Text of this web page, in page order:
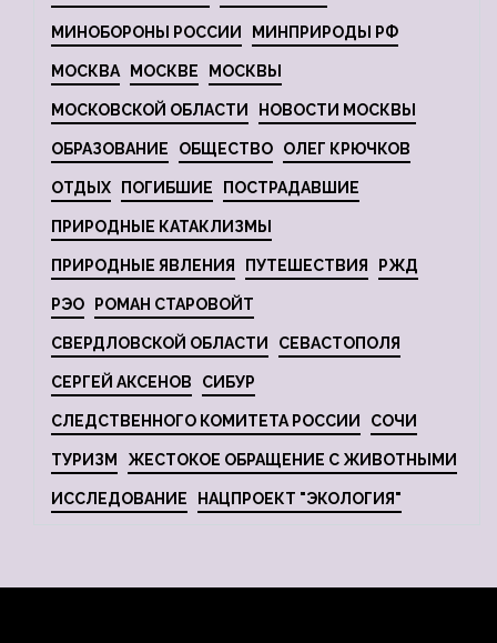
МИНОБОРОНЫ РОССИИ МИНПРИРОДЫ РФ
МОСКВА МОСКВЕ МОСКВЫ
МОСКОВСКОЙ ОБЛАСТИ НОВОСТИ МОСКВЫ
ОБРАЗОВАНИЕ ОБЩЕСТВО ОЛЕГ КРЮЧКОВ
ОТДЫХ ПОГИБШИЕ ПОСТРАДАВШИЕ
ПРИРОДНЫЕ КАТАКЛИЗМЫ
ПРИРОДНЫЕ ЯВЛЕНИЯ ПУТЕШЕСТВИЯ РЖД
РЭО РОМАН СТАРОВОЙТ
СВЕРДЛОВСКОЙ ОБЛАСТИ СЕВАСТОПОЛЯ
СЕРГЕЙ АКСЕНОВ СИБУР
СЛЕДСТВЕННОГО КОМИТЕТА РОССИИ СОЧИ
ТУРИЗМ ЖЕСТОКОЕ ОБРАЩЕНИЕ С ЖИВОТНЫМИ
ИССЛЕДОВАНИЕ НАЦПРОЕКТ "ЭКОЛОГИЯ"